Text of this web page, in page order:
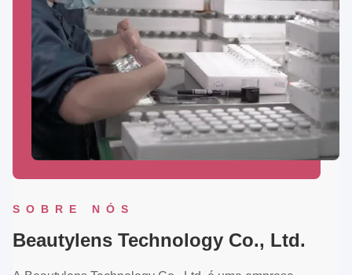
SOBRE NÓS
Beautylens Technology Co., Ltd.